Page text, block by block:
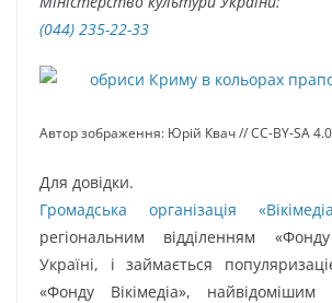
(044) 235-22-33
Автор зображення: Юрій Квач // CC-BY-SA 4.0
Для довідки.
Громадська організація
регіональним відділенням
Україні, і займається
«Фонду Вікімедіа»,